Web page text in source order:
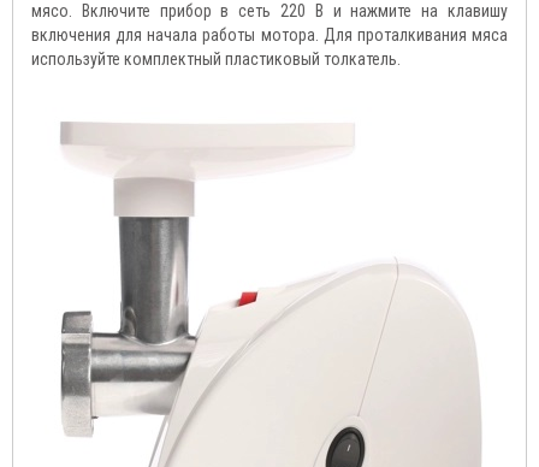
мясо. Включите прибор в сеть 220 В и нажмите на клавишу
включения для начала работы мотора. Для проталкивания мяса
используйте комплектный пластиковый толкатель.